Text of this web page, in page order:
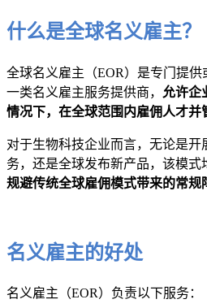
什么是全球名义雇主？
全球名义雇主（EOR）是专门提
一类名义雇主服务提供商，
允许企
情况下，在全球范围内雇佣人才并
对于生物科技企业而言，无论是开
务，还是全球发布新产品，该模式
规避传统全球雇佣模式带来的常规
名义雇主的好处
名义雇主（EOR）负责以下服务：